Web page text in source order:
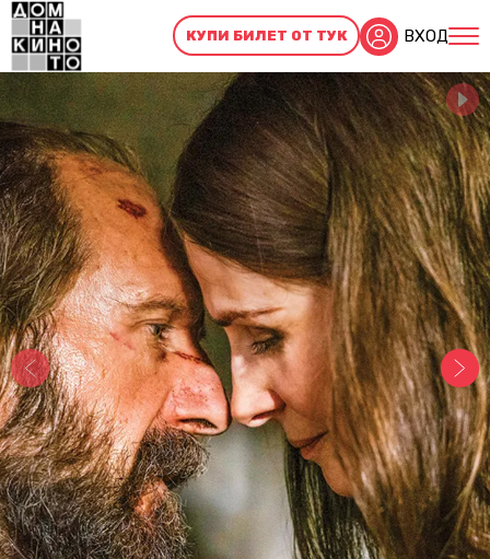
КУПИ БИЛЕТ ОТ ТУК ВХОД